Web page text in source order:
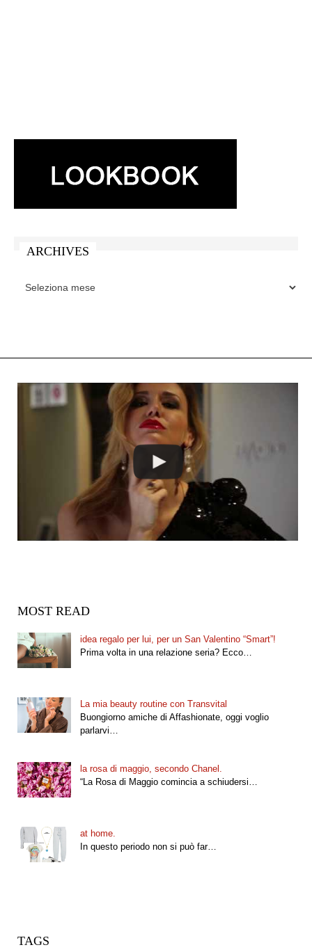
ARCHIVES
MOST READ
idea regalo per lui, per un San Valentino “Smart”!
Prima volta in una relazione seria? Ecco…
La mia beauty routine con Transvital
Buongiorno amiche di Affashionate, oggi voglio
parlarvi…
la rosa di maggio, secondo Chanel.
“La Rosa di Maggio comincia a schiudersi…
at home.
In questo periodo non si può far…
TAGS